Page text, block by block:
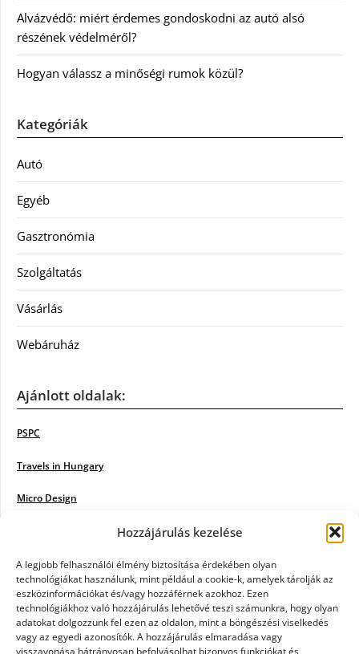
Hozzájárulás kezelése
A legjobb felhasználói élmény biztosítása érdekében olyan
technológiákat használunk, mint például a cookie-k, amelyek tárolják az
eszközinformációkat és/vagy hozzáférnek azokhoz. Ezen
technológiákhoz való hozzájárulás lehetővé teszi számunkra, hogy olyan
adatokat dolgozzunk fel ezen az oldalon, mint a böngészési viselkedés
vagy az egyedi azonosítók. A hozzájárulás elmaradása vagy
visszavonása hátrányosan befolyásolhat bizonyos funkciókat és
Alvázvédő: miért érdemes gondoskodni az autó alsó
részének védelméről?
Hogyan válassz a minőségi rumok közül?
Kategóriák
Autó
Egyéb
Gasztronómia
Szolgáltatás
Vásárlás
Webáruház
Ajánlott oldalak:
PSPC
Travels in Hungary
Micro Design
Poiwiki
Öntözőrendszer
Jazz Steps